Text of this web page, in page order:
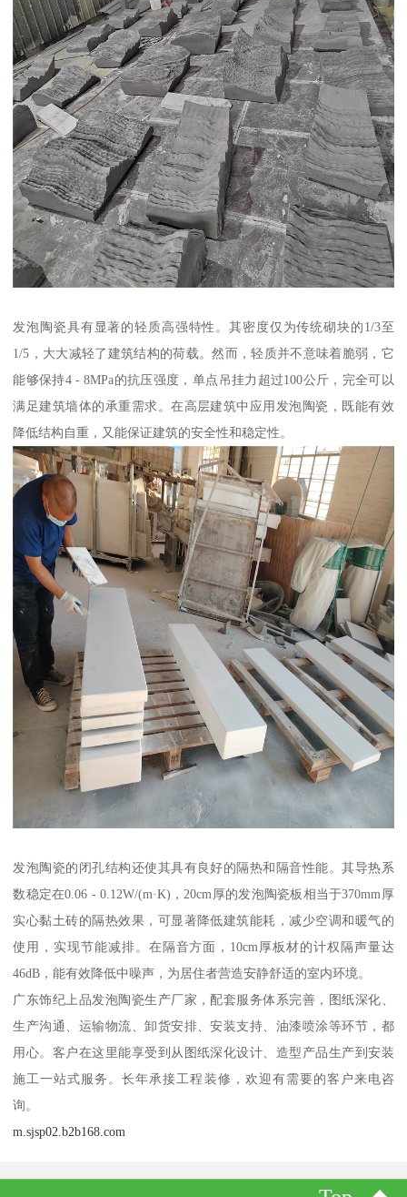
发泡陶瓷具有显著的轻质高强特性。其密度仅为传统砌块的1/3至
1/5，大大减轻了建筑结构的荷载。然而，轻质并不意味着脆弱，它
能够保持4 - 8MPa的抗压强度，单点吊挂力超过100公斤，完全可以
满足建筑墙体的承重需求。在高层建筑中应用发泡陶瓷，既能有效
降低结构自重，又能保证建筑的安全性和稳定性。
发泡陶瓷的闭孔结构还使其具有良好的隔热和隔音性能。其导热系
数稳定在0.06 - 0.12W/(m·K)，20cm厚的发泡陶瓷板相当于370mm厚
实心黏土砖的隔热效果，可显著降低建筑能耗，减少空调和暖气的
使用，实现节能减排。在隔音方面，10cm厚板材的计权隔声量达
46dB，能有效降低中噪声，为居住者营造安静舒适的室内环境。
广东饰纪上品发泡陶瓷生产厂家，配套服务体系完善，图纸深化、
生产沟通、运输物流、卸货安排、安装支持、油漆喷涂等环节，都
用心。客户在这里能享受到从图纸深化设计、造型产品生产到安装
施工一站式服务。长年承接工程装修，欢迎有需要的客户来电咨
询。
m.sjsp02.b2b168.com